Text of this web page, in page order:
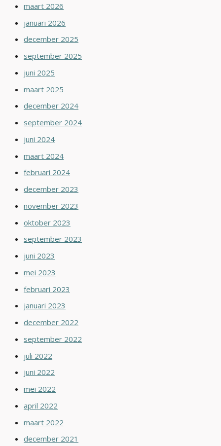
maart 2026
januari 2026
december 2025
september 2025
juni 2025
maart 2025
december 2024
september 2024
juni 2024
maart 2024
februari 2024
december 2023
november 2023
oktober 2023
september 2023
juni 2023
mei 2023
februari 2023
januari 2023
december 2022
september 2022
juli 2022
juni 2022
mei 2022
april 2022
maart 2022
december 2021